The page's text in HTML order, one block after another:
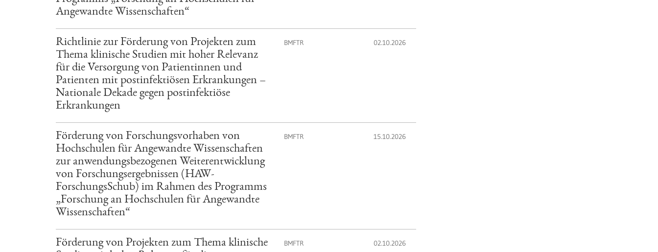
Angewandte Wissenschaften“
Richtlinie zur Förderung von Projekten zum
Thema klinische Studien mit hoher Relevanz
für die Versorgung von Patientinnen und
Patienten mit postinfektiösen Erkrankungen –
Nationale Dekade gegen postinfektiöse
Erkrankungen
BMFTR 02.10.2026
Förderung von Forschungsvorhaben von
Hochschulen für Angewandte Wissenschaften
zur anwendungsbezogenen Weiterentwicklung
von Forschungsergebnissen (HAW-
ForschungsSchub) im Rahmen des Programms
„Forschung an Hochschulen für Angewandte
Wissenschaften“
BMFTR 15.10.2026
Förderung von Projekten zum Thema klinische
BMFTR 02.10.2026